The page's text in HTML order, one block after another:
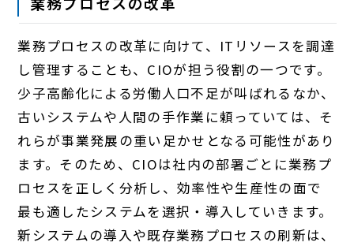
業務プロセスの改革に向けて、ITリソースを調達
し管理することも、CIOが担う役割の一つです。
少子高齢化による労働人口不足が叫ばれるなか、
古いシステムや人間の手作業に頼っていては、そ
れらが事業発展の重い足かせとなる可能性があり
ます。そのため、CIOは社内の部署ごとに業務プ
ロセスを正しく分析し、効率性や生産性の面で
最も適したシステムを選択・導入していきます。
新システムの導入や既存業務プロセスの刷新は、